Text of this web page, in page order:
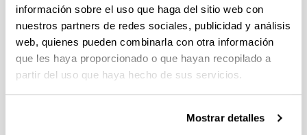
información sobre el uso que haga del sitio web con
nuestros partners de redes sociales, publicidad y análisis
web, quienes pueden combinarla con otra información
que les haya proporcionado o que hayan recopilado a
partir del uso que haya hecho de sus servicios.
Mostrar detalles
Publicaciones Innovación Docente